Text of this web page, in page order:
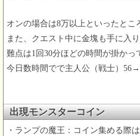
オンの場合は8万以上といったとこ
また、クエスト中に金塊も手に入
難点は1回30分ほどの時間が掛かっ
今日数時間でで主人公（戦士）
出現モンスターコイン
・ランプの魔王：コイン集める際